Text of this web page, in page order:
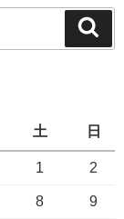
土 日
1 2
8 9